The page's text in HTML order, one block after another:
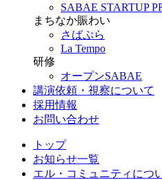
SABAE STARTUP
まちなか賑わい
さばぷら
La Tempo
研修
オープンSABAE
講演依頼・視察について
採用情報
お問い合わせ
トップ
お知らせ一覧
エル・コミュニティにつ